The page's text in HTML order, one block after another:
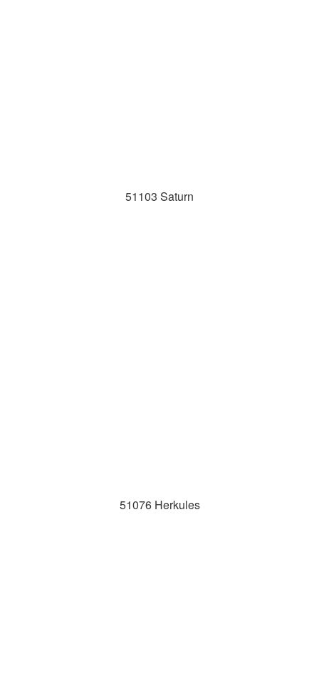
51103 Saturn
51076 Herkules